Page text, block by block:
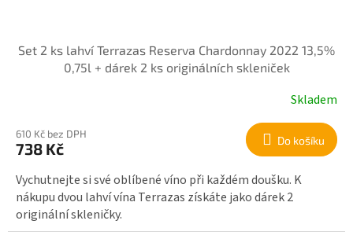
Set 2 ks lahví Terrazas Reserva Chardonnay 2022 13,5%
0,75l + dárek 2 ks originálních skleniček
Skladem
610 Kč bez DPH
738 Kč Do košíku
Vychutnejte si své oblíbené víno při každém doušku. K
nákupu dvou lahví vína Terrazas získáte jako dárek 2
originální skleničky.